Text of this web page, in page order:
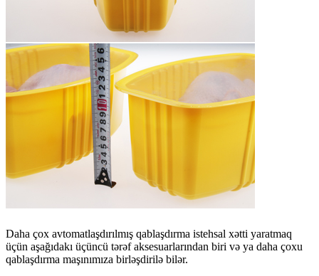
Daha çox avtomatlaşdırılmış qablaşdırma istehsal xətti yaratmaq
üçün aşağıdakı üçüncü tərəf aksesuarlarından biri və ya daha çoxu
qablaşdırma maşınımıza birləşdirilə bilər.